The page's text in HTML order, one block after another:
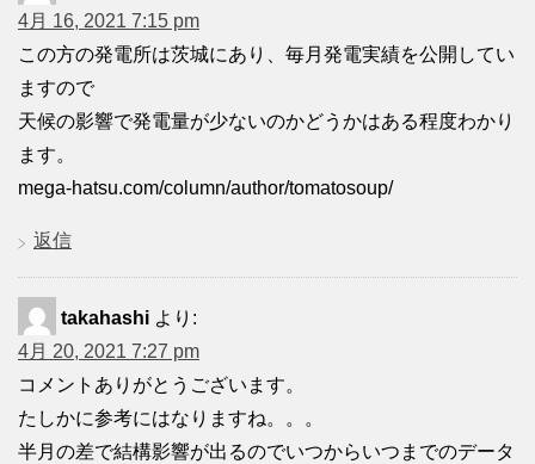
4月 16, 2021 7:15 pm
この方の発電所は茨城にあり、毎月発電実績を公開してい
ますので
天候の影響で発電量が少ないのかどうかはある程度わかり
ます。
mega-hatsu.com/column/author/tomatosoup/
返信
takahashi より:
4月 20, 2021 7:27 pm
コメントありがとうございます。
たしかに参考にはなりますね。。。
半月の差で結構影響が出るのでいつからいつまでのデータ